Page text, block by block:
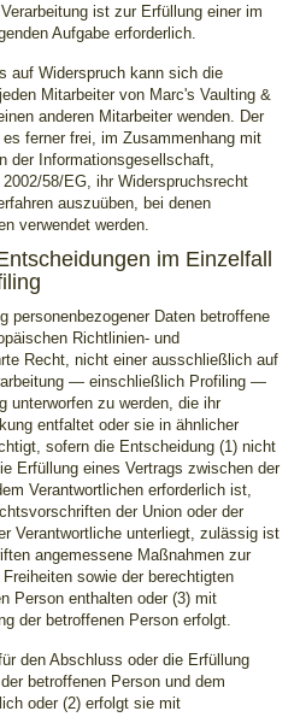
ist zur Erfüllung einer im
Aufgabe erforderlich.
auf Widerspruch kann sich die
Mitarbeiter von Marc's Vaulting &
anderen Mitarbeiter wenden. Der
ferner frei, im Zusammenhang mit
der Informationsgesellschaft,
58/EG, ihr Widerspruchsrecht
auszuüben, bei denen
verwendet werden.
im Einzelfall
personenbezogener Daten betroffene
Richtlinien- und
Recht, nicht einer ausschließlich auf
— einschließlich Profiling —
unterworfen zu werden, die ihr
entfaltet oder sie in ähnlicher
sofern die Entscheidung (1) nicht
Erfüllung eines Vertrags zwischen der
Verantwortlichen erforderlich ist,
der Union oder der
Verantwortliche unterliegt, zulässig ist
angemessene Maßnahmen zur
sowie der berechtigten
Person enthalten oder (3) mit
der betroffenen Person erfolgt.
den Abschluss oder die Erfüllung
betroffenen Person und dem
oder (2) erfolgt sie mit